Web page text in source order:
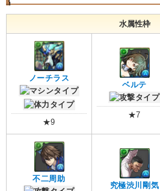
水属性枠
ノーチラス
★9
ベルテ
★7
不二周助
究極渋川剛気